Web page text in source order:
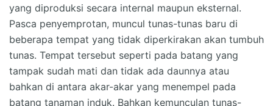
yang diproduksi secara internal maupun eksternal.
Pasca penyemprotan, muncul tunas-tunas baru di
beberapa tempat yang tidak diperkirakan akan tumbuh
tunas. Tempat tersebut seperti pada batang yang
tampak sudah mati dan tidak ada daunnya atau
bahkan di antara akar-akar yang menempel pada
batang tanaman induk. Bahkan kemunculan tunas-